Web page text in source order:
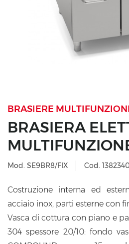
BRASIERE
BRASIERA
Mod. SE9BR8/FIX Cod.
Costruzione interna ed
acciaio inox, parti esterne con
Vasca di cottura con piano e
304 spessore 20/10: fondo